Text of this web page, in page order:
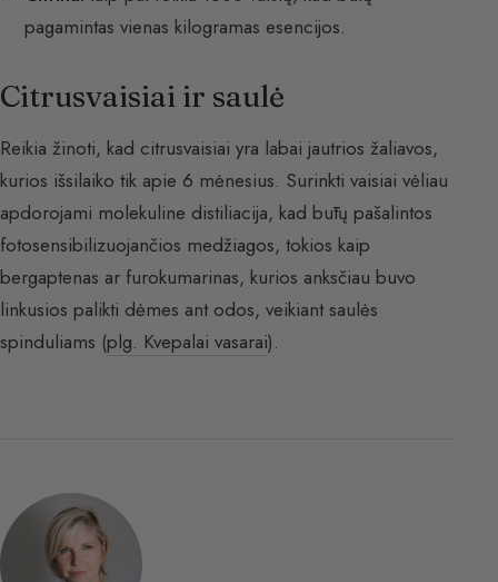
pagamintas vienas kilogramas esencijos.
Citrusvaisiai ir saulė
Reikia žinoti, kad citrusvaisiai yra labai jautrios žaliavos,
kurios išsilaiko tik apie 6 mėnesius. Surinkti vaisiai vėliau
apdorojami molekuline distiliacija, kad būtų pašalintos
fotosensibilizuojančios medžiagos, tokios kaip
bergaptenas ar furokumarinas, kurios anksčiau buvo
linkusios palikti dėmes ant odos, veikiant saulės
spinduliams (plg. Kvepalai vasarai).